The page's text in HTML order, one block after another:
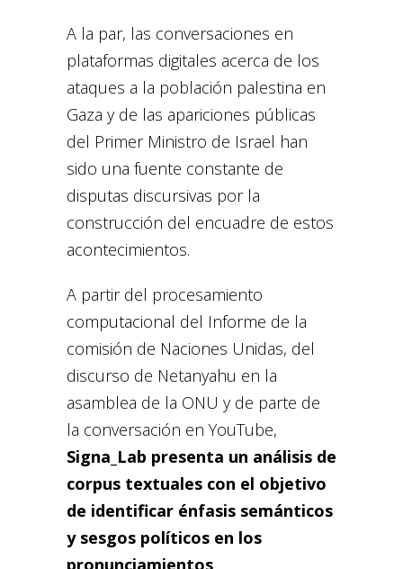
A la par, las conversaciones en
plataformas digitales acerca de los
ataques a la población palestina en
Gaza y de las apariciones públicas
del Primer Ministro de Israel han
sido una fuente constante de
disputas discursivas por la
construcción del encuadre de estos
acontecimientos.
A partir del procesamiento
computacional del Informe de la
comisión de Naciones Unidas, del
discurso de Netanyahu en la
asamblea de la ONU y de parte de
la conversación en YouTube,
Signa_Lab presenta un análisis de
corpus textuales con el objetivo
de identificar énfasis semánticos
y sesgos políticos en los
pronunciamientos